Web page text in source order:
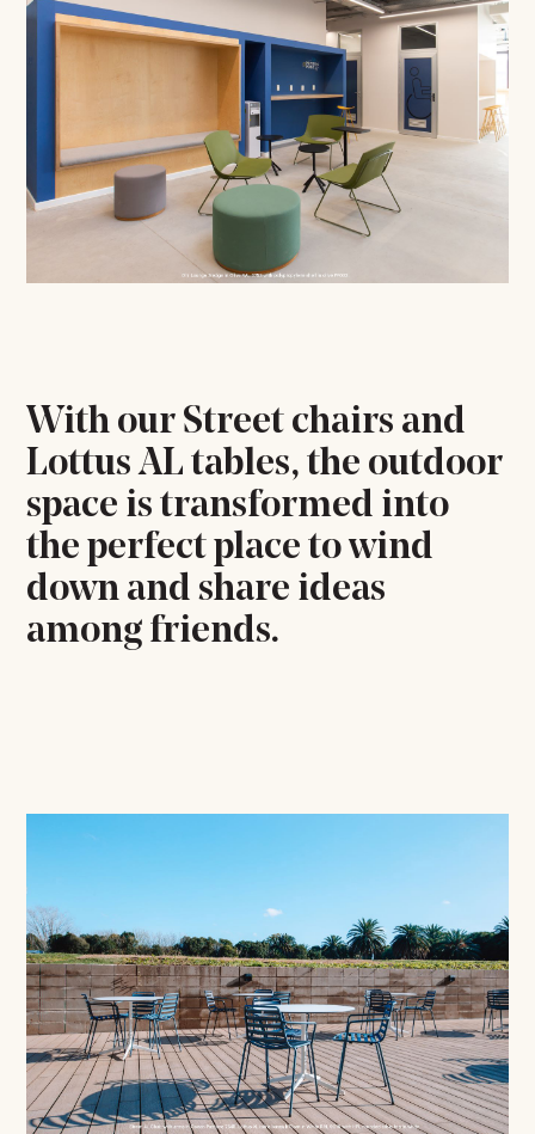
With our Street chairs and
Lottus AL tables, the outdoor
space is transformed into
the perfect place to wind
down and share ideas
among friends.